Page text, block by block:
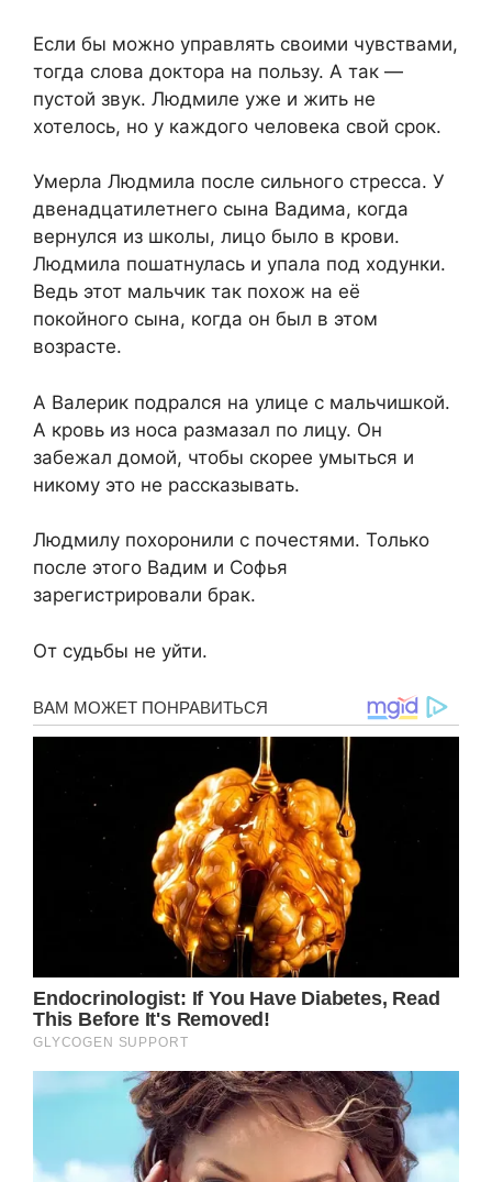
Если бы можно управлять своими чувствами,
тогда слова доктора на пользу. А так —
пустой звук. Людмиле уже и жить не
хотелось, но у каждого человека свой срок.
Умерла Людмила после сильного стресса. У
двенадцатилетнего сына Вадима, когда
вернулся из школы, лицо было в крови.
Людмила пошатнулась и упала под ходунки.
Ведь этот мальчик так похож на её
покойного сына, когда он был в этом
возрасте.
А Валерик подрался на улице с мальчишкой.
А кровь из носа размазал по лицу. Он
забежал домой, чтобы скорее умыться и
никому это не рассказывать.
Людмилу похоронили с почестями. Только
после этого Вадим и Софья
зарегистрировали брак.
От судьбы не уйти.